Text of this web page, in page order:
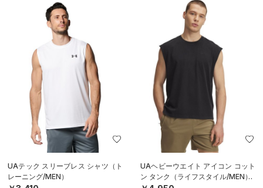
UAテック スリーブレス シャツ（ト
レーニング/MEN）
UAヘビーウエイト アイコン コット
ン タンク（ライフスタイル/MEN）